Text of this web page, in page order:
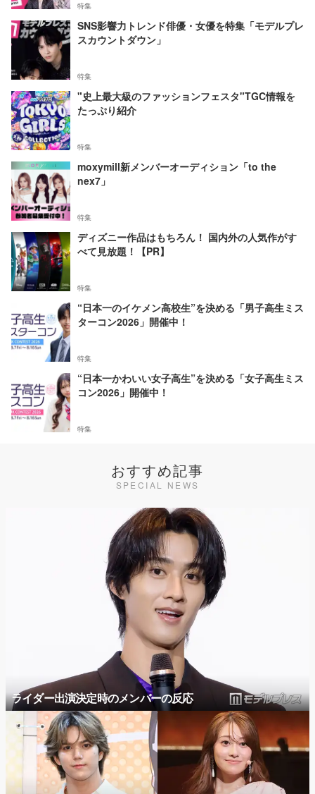
特集
SNS影響力トレンド俳優・女優を特集「モデルプレ
スカウントダウン」
特集
"史上最大級のファッションフェスタ"TGC情報を
たっぷり紹介
特集
moxymill新メンバーオーディション「to the
nex7」
特集
ディズニー作品はもちろん！ 国内外の人気作がす
べて見放題！【PR】
特集
“日本一のイケメン高校生”を決める「男子高生ミス
ターコン2026」開催中！
特集
“日本一かわいい女子高生”を決める「女子高生ミス
コン2026」開催中！
特集
おすすめ記事
SPECIAL NEWS
ライダー出演決定時のメンバーの反応